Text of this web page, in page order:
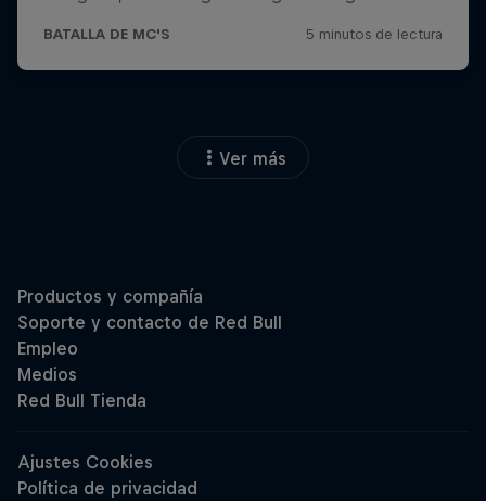
Ver más